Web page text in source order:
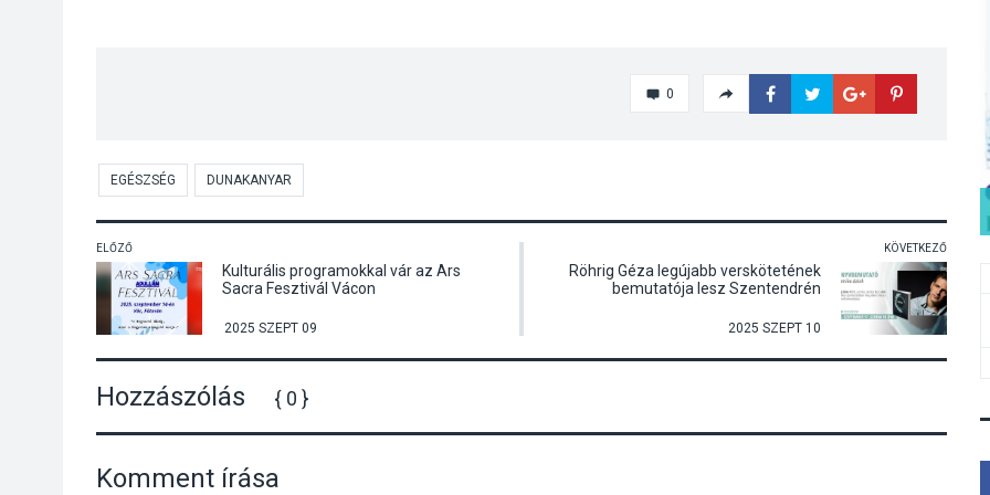
0
EGÉSZSÉG DUNAKANYAR
ELŐZŐ
Kulturális programokkal vár az Ars
Sacra Fesztivál Vácon
2025 SZEPT 09
KÖVETKEZŐ
Röhrig Géza legújabb verskötetének
bemutatója lesz Szentendrén
2025 SZEPT 10
Hozzászólás { 0 }
Komment írása